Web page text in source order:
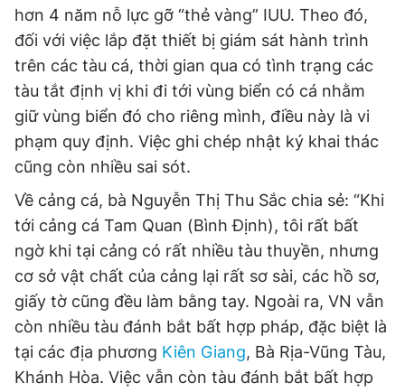
hơn 4 năm nỗ lực gỡ “thẻ vàng” IUU. Theo đó,
đối với việc lắp đặt thiết bị giám sát hành trình
trên các tàu cá, thời gian qua có tình trạng các
tàu tắt định vị khi đi tới vùng biển có cá nhằm
giữ vùng biển đó cho riêng mình, điều này là vi
phạm quy định. Việc ghi chép nhật ký khai thác
cũng còn nhiều sai sót.
Về cảng cá, bà Nguyễn Thị Thu Sắc chia sẻ: “Khi
tới cảng cá Tam Quan (Bình Định), tôi rất bất
ngờ khi tại cảng có rất nhiều tàu thuyền, nhưng
cơ sở vật chất của cảng lại rất sơ sài, các hồ sơ,
giấy tờ cũng đều làm bằng tay. Ngoài ra, VN vẫn
còn nhiều tàu đánh bắt bất hợp pháp, đặc biệt là
tại các địa phương Kiên Giang, Bà Rịa-Vũng Tàu,
Khánh Hòa. Việc vẫn còn tàu đánh bắt bất hợp